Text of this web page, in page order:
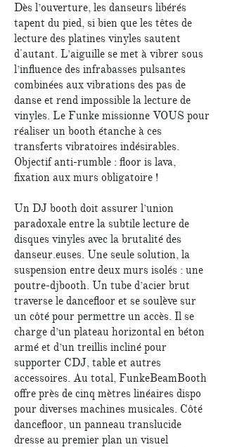
Dès l’ouverture, les danseurs libérés
tapent du pied, si bien que les têtes de
lecture des platines vinyles sautent
d'autant. L’aiguille se met à vibrer sous
l’influence des infrabasses pulsantes
combinées aux vibrations des pas de
danse et rend impossible la lecture de
vinyles. Le Funke missionne VOUS pour
réaliser un booth étanche à ces
transferts vibratoires indésirables.
Objectif anti-rumble : floor is lava,
fixation aux murs obligatoire !
Un DJ booth doit assurer l’union
paradoxale entre la subtile lecture de
disques vinyles avec la brutalité des
danseur.euses. Une seule solution, la
suspension entre deux murs isolés : une
poutre-djbooth. Un tube d’acier brut
traverse le dancefloor et se soulève sur
un côté pour permettre un accès. Il se
charge d’un plateau horizontal en béton
armé et d’un treillis incliné pour
supporter CDJ, table et autres
accessoires. Au total, FunkeBeamBooth
offre près de cinq mètres linéaires dispo
pour diverses machines musicales. Côté
dancefloor, un panneau translucide
dresse au premier plan un visuel